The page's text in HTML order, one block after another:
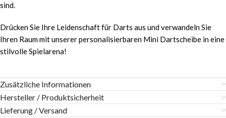
sind.
Drücken Sie Ihre Leidenschaft für Darts aus und verwandeln Sie
Ihren Raum mit unserer personalisierbaren Mini Dartscheibe in eine
stilvolle Spielarena!
Zusätzliche Informationen
Hersteller / Produktsicherheit
Lieferung / Versand